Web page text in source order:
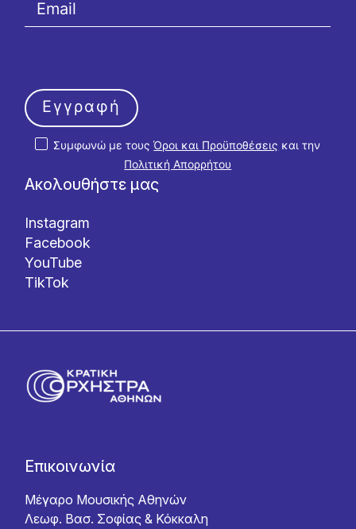
Ακολουθήστε μας
Instagram
Facebook
YouTube
TikTok
Συμφωνώ με τουςΌροι και Προϋποθέσεις και την
Πολιτική Απορρήτου
Εγγραφή
Επικοινωνία
Μέγαρο Μουσικής Αθηνών
Λεωφ. Βασ. Σοφίας & Κόκκαλη